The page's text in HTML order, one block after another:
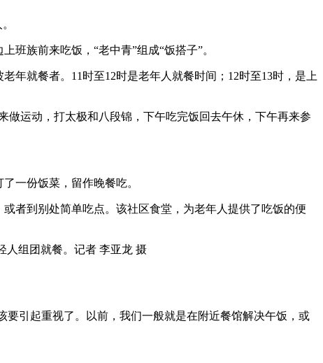
族前来吃饭，“老中青”组成“饭搭子”。
就餐者。11时至12时是老年人就餐时间；12时至13时，是上
运动，打太极和八段锦，下午吃完饭回去午休，下午再来参
一份饭菜，留作晚餐吃。
者到别处简单吃点。该社区食堂，为老年人提供了吃饭的便
引起重视了。以前，我们一般就是在附近餐馆解决午饭，或